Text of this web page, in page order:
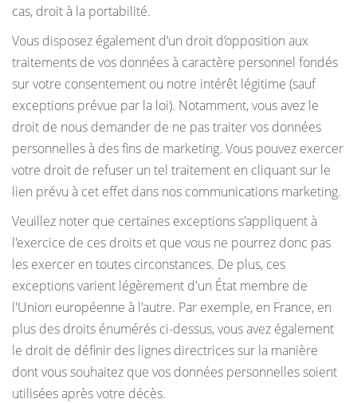
cas, droit à la portabilité.
Vous disposez également d’un droit d’opposition aux
traitements de vos données à caractère personnel fondés
sur votre consentement ou notre intérêt légitime (sauf
exceptions prévue par la loi). Notamment, vous avez le
droit de nous demander de ne pas traiter vos données
personnelles à des fins de marketing. Vous pouvez exercer
votre droit de refuser un tel traitement en cliquant sur le
lien prévu à cet effet dans nos communications marketing.
Veuillez noter que certaines exceptions s'appliquent à
l'exercice de ces droits et que vous ne pourrez donc pas
les exercer en toutes circonstances. De plus, ces
exceptions varient légèrement d'un État membre de
l'Union européenne à l'autre. Par exemple, en France, en
plus des droits énumérés ci-dessus, vous avez également
le droit de définir des lignes directrices sur la manière
dont vous souhaitez que vos données personnelles soient
utilisées après votre décès.